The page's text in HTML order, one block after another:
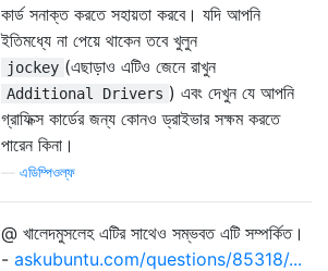
কার্ড সনাক্ত করতে সহায়তা করবে। যদি আপনি
ইতিমধ্যে না পেয়ে থাকেন তবে খুলুন
jockey (এছাড়াও এটিও জেনে রাখুন
Additional Drivers ) এবং দেখুন যে আপনি
গ্রাফিক্স কার্ডের জন্য কোনও ড্রাইভার সক্ষম করতে
পারেন কিনা।
এডিম্পিওল্ফ
@ খালেদমুসলেহ এটির সাথেও সম্ভবত এটি সম্পর্কিত।
- askubuntu.com/questions/85318/...